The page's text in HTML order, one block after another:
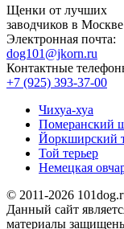
Щенки от лучших
заводчиков в
Электронная почта:
dog101@jkorn.ru
Контактные
+7 (925) 393-37-00
Чихуа-хуа
Померанский
Йоркширский
Той терьер
Немецкая
© 2011-2026
Данный сайт
материалы